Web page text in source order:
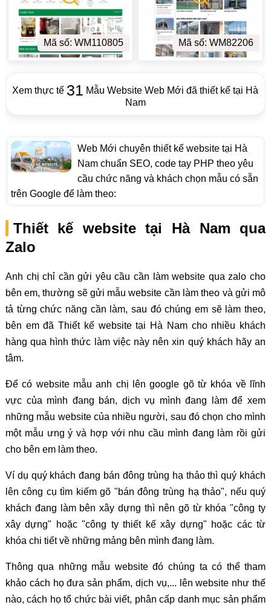
Mã số: WM110805 Mã số: WM82206
Xem thực tế 31 Mẫu Website Web Mới đã thiết kế tại Hà
Nam
Web Mới chuyên thiết kế website tại Hà
Nam chuẩn SEO, code tay PHP theo yêu
cầu chức năng và khách chọn mẫu có sẵn
trên Google để làm theo:
Thiết kế website tại Hà Nam qua
Zalo
Anh chị chỉ cần gửi yêu cầu cần làm website qua zalo cho
bên em, thường sẽ gửi mẫu website cần làm theo và gửi mô
tả từng chức năng cần làm, sau đó chúng em sẽ làm theo,
bên em đã Thiết kế website tại Hà Nam cho nhiều khách
hàng qua hình thức làm việc này nên xin quý khách hãy an
tâm.
Để có website mẫu anh chị lên google gõ từ khóa về lĩnh
vực của mình đang bán, dịch vụ mình đang làm để xem
những mẫu website của nhiều người, sau đó chọn cho mình
một mẫu ưng ý và hợp với nhu cầu mình đang làm rồi gửi
cho bên em làm theo.
Ví dụ quý khách đang bán đông trùng hạ thảo thì quý khách
lên công cụ tìm kiếm gõ "bán đông trùng hạ thảo", nếu quý
khách đang làm bên xây dựng thì nên gõ từ khóa "công ty
xây dựng" hoặc "công ty thiết kế xây dựng" hoặc các từ
khóa chi tiết về những mảng bên mình đang làm.
Thông qua những mẫu website đó chúng ta có thể tham
khảo cách họ đưa sản phẩm, dịch vụ,... lên website như thế
nào, cách họ tổ chức bài viết, phân cấp danh mục sản phẩm